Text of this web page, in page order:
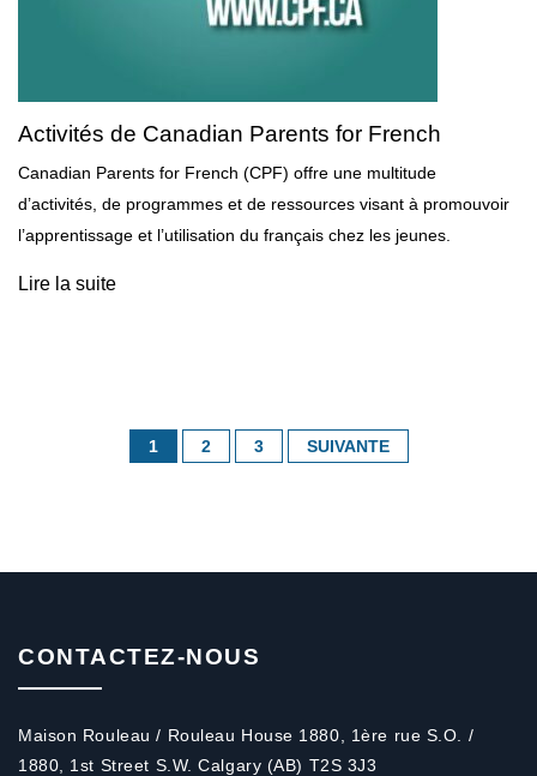
Activités de Canadian Parents for French
Canadian Parents for French (CPF) offre une multitude
d’activités, de programmes et de ressources visant à promouvoir
l’apprentissage et l’utilisation du français chez les jeunes.
Lire la suite
1 2 3 SUIVANTE
CONTACTEZ-NOUS
Maison Rouleau / Rouleau House 1880, 1ère rue S.O. /
1880, 1st Street S.W. Calgary (AB) T2S 3J3